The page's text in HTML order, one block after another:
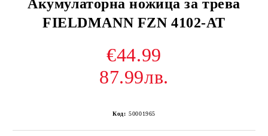
Акумулаторна ножица за трева
FIELDMANN FZN 4102-AT
€44.99
87.99лв.
Код: 50001965